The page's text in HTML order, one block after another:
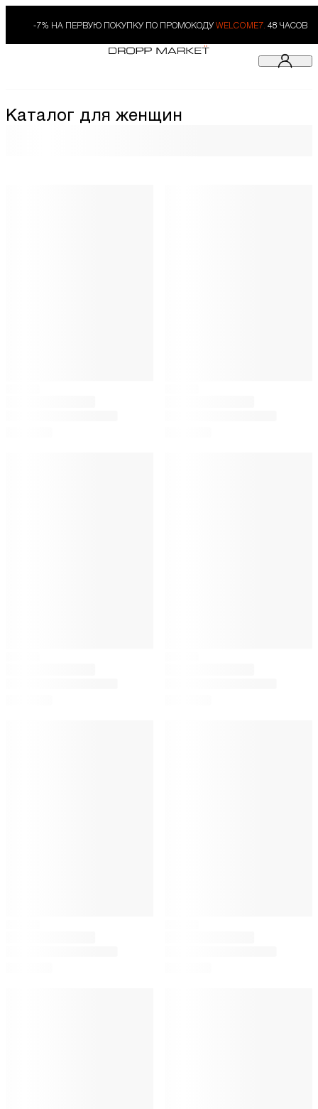
-7% НА ПЕРВУЮ ПОКУПКУ ПО ПРОМОКОДУ WELCOME7. 48 ЧАСОВ
Каталог для женщин